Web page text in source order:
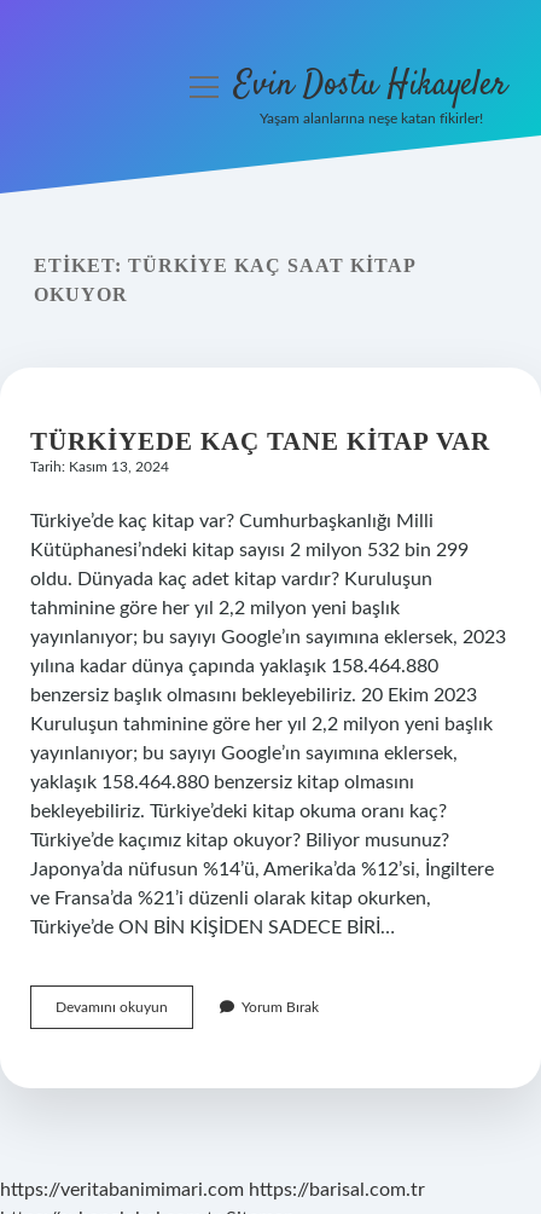
Yasal Uyarı
menüyüEvin Dostu Hikayeler
Yaşam alanlarına neşe katan fikirler!
ETIKET: TÜRKIYE KAÇ SAAT KITAP
OKUYOR
TÜRKIYEDE KAÇ TANE KITAP VAR
Tarih: Kasım 13, 2024
Türkiye’de kaç kitap var? Cumhurbaşkanlığı Milli
Kütüphanesi’ndeki kitap sayısı 2 milyon 532 bin 299
oldu. Dünyada kaç adet kitap vardır? Kuruluşun
tahminine göre her yıl 2,2 milyon yeni başlık
yayınlanıyor; bu sayıyı Google’ın sayımına eklersek, 2023
yılına kadar dünya çapında yaklaşık 158.464.880
benzersiz başlık olmasını bekleyebiliriz. 20 Ekim 2023
Kuruluşun tahminine göre her yıl 2,2 milyon yeni başlık
yayınlanıyor; bu sayıyı Google’ın sayımına eklersek,
yaklaşık 158.464.880 benzersiz kitap olmasını
bekleyebiliriz. Türkiye’deki kitap okuma oranı kaç?
Türkiye’de kaçımız kitap okuyor? Biliyor musunuz?
Japonya’da nüfusun %14’ü, Amerika’da %12’si, İngiltere
ve Fransa’da %21’i düzenli olarak kitap okurken,
Türkiye’de ON BİN KİŞİDEN SADECE BİRİ…
Devamını okuyun Türkiyede
Kaç
Var
Yorum Bırak
https://veritabanimimari.com https://barisal.com.tr